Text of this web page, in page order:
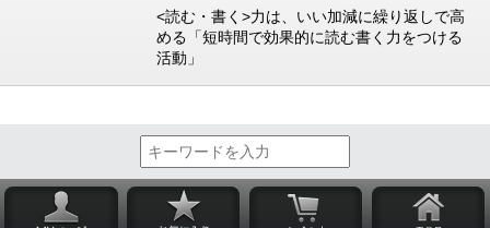
<読む・書く>力は、いい加減に繰り返しで高
める「短時間で効果的に読む書く力をつける
活動」